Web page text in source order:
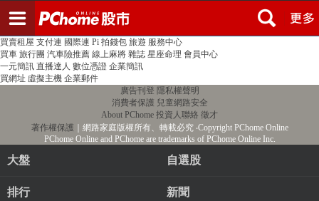
PChome首頁 線上購物 24h購物 書店
買賣租屋 支付連 國際連 Pi 拍錢包 旅遊 服務中心
買車 旅行團 汽車險推薦 線上麻將 雜誌 星座命理 會員中心
一元簡訊 直播達人 數位憑證 企業簡訊
買網址 虛擬主機 企業郵件
廣告刊登 隱私權聲明
消費者保護 兒童網路安全
About PChome 投資人聯絡 徵才
著作權保護 ｜網路家庭版權所有、轉載必究‧Copyright PChome Online
PChome Online and PChome are trademarks of PChome Online Inc.
大盤 自選股
排行 新聞